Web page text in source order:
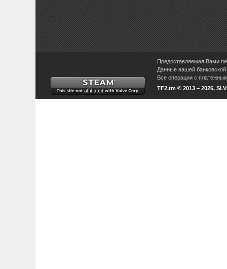
Предоставляемая Вами
Данные вашей
Все операции с
TF2.tm © 2013 – 2026,